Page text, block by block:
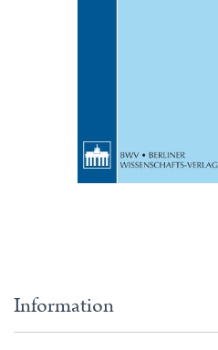
Information